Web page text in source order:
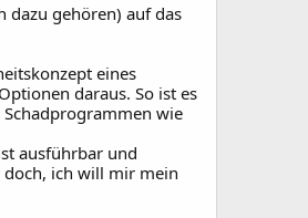
dazu gehören) auf das
eines
daraus. So ist es
wie
ausführbar und
doch, ich will mir mein